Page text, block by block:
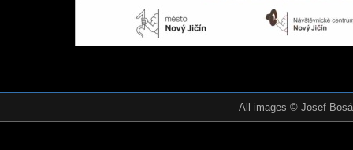
All images © Josef